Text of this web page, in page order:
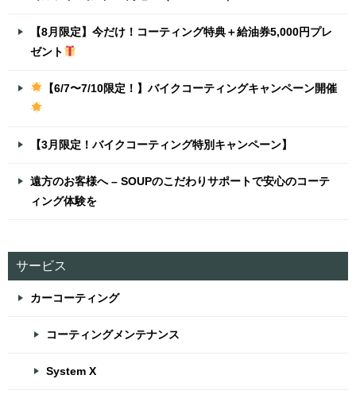
【8月限定】今だけ！コーティング特典＋給油券5,000円プレ
ゼント
【6/7〜7/10限定！】バイクコーティングキャンペーン開催
【3月限定！バイクコーティング特別キャンペーン】
遠方のお客様へ – SOUPのこだわりサポートで安心のコーテ
ィング体験を
サービス
カーコーティング
コーティングメンテナンス
System X